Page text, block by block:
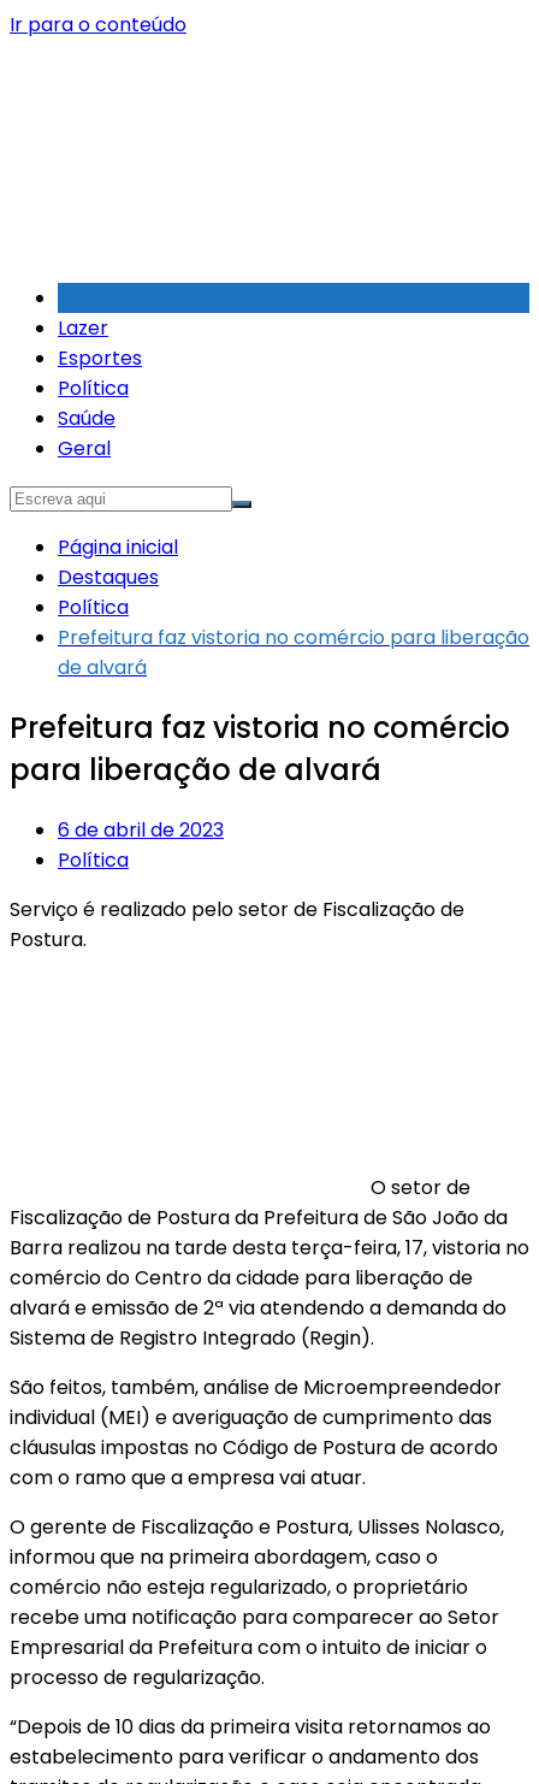
Ir para o conteúdo
Lazer
Esportes
Política
Saúde
Geral
Página inicial
Destaques
Política
Prefeitura faz vistoria no comércio para liberação
de alvará
Prefeitura faz vistoria no comércio
para liberação de alvará
6 de abril de 2023
Política
Serviço é realizado pelo setor de Fiscalização de
Postura.
O setor de
Fiscalização de Postura da Prefeitura de São João da
Barra realizou na tarde desta terça-feira, 17, vistoria no
comércio do Centro da cidade para liberação de
alvará e emissão de 2ª via atendendo a demanda do
Sistema de Registro Integrado (Regin).
São feitos, também, análise de Microempreendedor
individual (MEI) e averiguação de cumprimento das
cláusulas impostas no Código de Postura de acordo
com o ramo que a empresa vai atuar.
O gerente de Fiscalização e Postura, Ulisses Nolasco,
informou que na primeira abordagem, caso o
comércio não esteja regularizado, o proprietário
recebe uma notificação para comparecer ao Setor
Empresarial da Prefeitura com o intuito de iniciar o
processo de regularização.
“Depois de 10 dias da primeira visita retornamos ao
estabelecimento para verificar o andamento dos